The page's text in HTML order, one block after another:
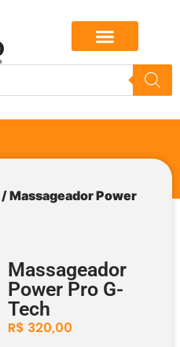
/ Massageador Power
Massageador
Power Pro G-
Tech
R$ 320,00